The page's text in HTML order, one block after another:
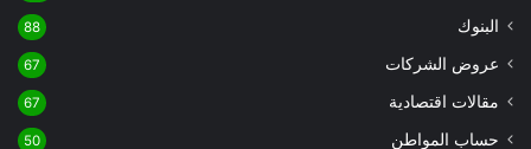
البنوك 88
عروض الشركات 67
مقالات اقتصادية 67
حساب المواطن 50